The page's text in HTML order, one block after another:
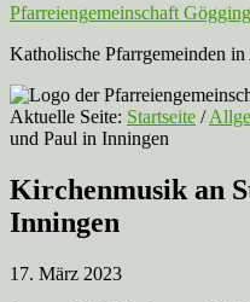
Pfarreiengemeinschaft
Katholische Pfarrgemeinden
Aktuelle Seite: Startseite /
und Paul in Inningen
Kirchenmusik an
Inningen
17. März 2023